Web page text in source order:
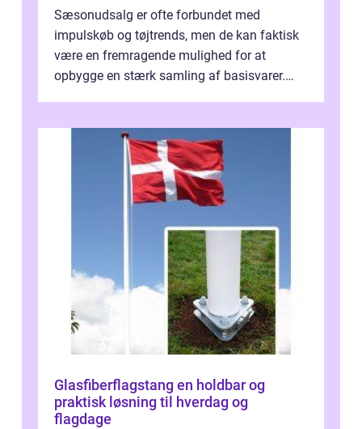
Sæsonudsalg er ofte forbundet med
impulskøb og tøjtrends, men de kan faktisk
være en fremragende mulighed for at
opbygge en stærk samling af basisvarer.
Glasfiberflagstang en holdbar og
praktisk løsning til hverdag og
flagdage